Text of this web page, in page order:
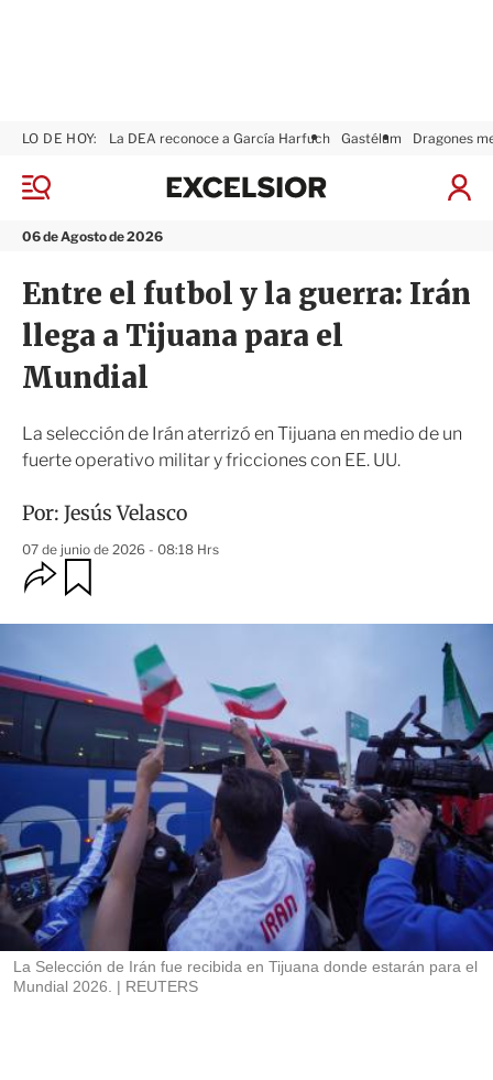
M
n
06 de Agosto de 2026
LO DE HOY: La DEA reconoce a García Harfuch Gastélum Dragones
I
a
ó
x
i
o
r
Entre el futbol y la guerra: Irán
llega a Tijuana para el
Mundial
La selección de Irán aterrizó en Tijuana en medio de un
fuerte operativo militar y fricciones con EE. UU.
Por: Jesús Velasco
07 de junio de 2026 - 08:18 Hrs
O
p
i
e
e
m
p
a
r
t
i
r
r
r
La Selección de Irán fue recibida en Tijuana donde estarán para el
Mundial 2026.
REUTERS